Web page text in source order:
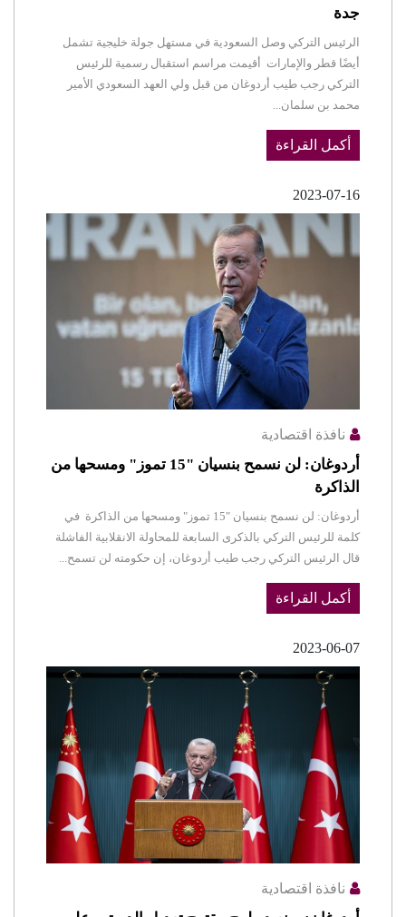
جدة
الرئيس التركي وصل السعودية في مستهل جولة خليجية تشمل
أيضًا قطر والإمارات أقيمت مراسم استقبال رسمية للرئيس
التركي رجب طيب أردوغان من قبل ولي العهد السعودي الأمير
محمد بن سلمان...
أكمل القراءة
2023-07-16
نافذة اقتصادية
أردوغان: لن نسمح بنسيان "15 تموز" ومسحها من
الذاكرة
أردوغان: لن نسمح بنسيان "15 تموز" ومسحها من الذاكرة في
كلمة للرئيس التركي بالذكرى السابعة للمحاولة الانقلابية الفاشلة
قال الرئيس التركي رجب طيب أردوغان، إن حكومته لن تسمح...
أكمل القراءة
2023-06-07
نافذة اقتصادية